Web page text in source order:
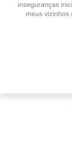
inseguranças
meus vizinhos